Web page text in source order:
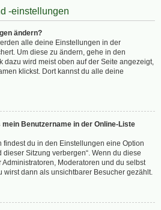
-einstellungen
ändern?
alle deine Einstellungen in der
Um diese zu ändern, gehe in den
dazu wird meist oben auf der Seite angezeigt,
klickst. Dort kannst du alle deine
Benutzername in der Online-Liste
du in den Einstellungen eine Option
dieser Sitzung verbergen“. Wenn du diese
Moderatoren und du selbst
dann als unsichtbarer Besucher gezählt.